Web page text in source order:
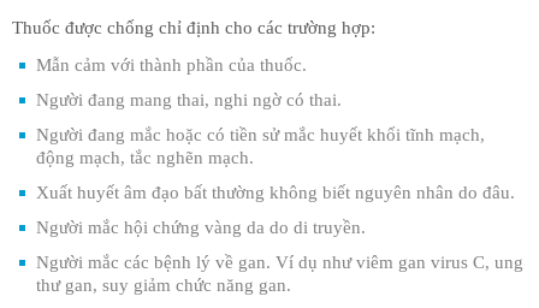
Thuốc được chống chỉ định cho các trường hợp:
Mẫn cảm với thành phần của thuốc.
Người đang mang thai, nghi ngờ có thai.
Người đang mắc hoặc có tiền sử mắc huyết khối tĩnh mạch,
động mạch, tắc nghẽn mạch.
Xuất huyết âm đạo bất thường không biết nguyên nhân do đâu.
Người mắc hội chứng vàng da do di truyền.
Người mắc các bệnh lý về gan. Ví dụ như viêm gan virus C, ung
thư gan, suy giảm chức năng gan.